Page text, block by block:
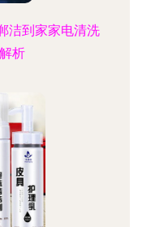
洁到家家电清洗
析